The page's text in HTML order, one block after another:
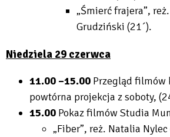
„Śmierć frajera”,
Grudziński (21´).
Niedziela 29 czerwca
11.00 –15.00 Przegląd filmów
powtórna projekcja z soboty,
15.00 Pokaz filmów Studia
„Fiber”, reż. Natalia Nylec